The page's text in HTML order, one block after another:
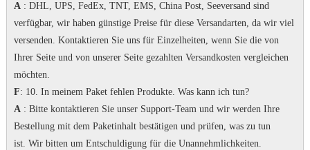
A: DHL, UPS, FedEx, TNT, EMS, China Post, Seeversand sind
verfügbar, wir haben günstige Preise für diese Versandarten, da wir viel
versenden. Kontaktieren Sie uns für Einzelheiten, wenn Sie die von
Ihrer Seite und von unserer Seite gezahlten Versandkosten vergleichen
möchten.
F: 10. In meinem Paket fehlen Produkte. Was kann ich tun?
A: Bitte kontaktieren Sie unser Support-Team und wir werden Ihre
Bestellung mit dem Paketinhalt bestätigen und prüfen, was zu tun
ist. Wir bitten um Entschuldigung für die Unannehmlichkeiten.